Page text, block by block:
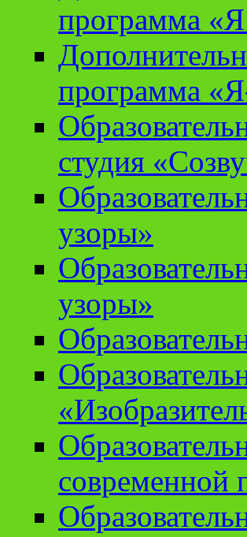
программа «Я
программа
студия
узоры»
узоры»
современной